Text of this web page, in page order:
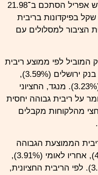
סך הפיקדונות בריבית קבועה בחודש אפריל הסתכם ב־21.98
17 מיליארד שקל בפיקדונות בריבית
למסלולים עם
המוביל לפי ממוצע ריבית
הוא בנק מרכנתיל (3.72%), אחריו בנק ירושלים (3.59%),
בנק הפועלים (3.28%) ובנק מסד (3.23%). מנגד, החציוני
על ריבית גבוהה יחסית
חצי מהלקוחות מקבלים
חודשים, הריבית הממוצעת הגבוהה
ביותר נרשמה בבנק ירושלים (4.1%), אחריו לאומי (3.91%),
הפועלים (3.88%) ומרכנתיל (3.81%). לפי הריבית החציונית,